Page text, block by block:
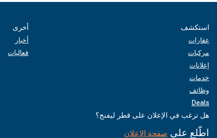
استكشف
عقارات
مركبات
إعلانات
خدمات
وظائف
Deals
أخرى
أخبار
فعاليات
هل ترغب في الإعلان على قطر ليفنج؟
اطّلع على صفحة الإعلان